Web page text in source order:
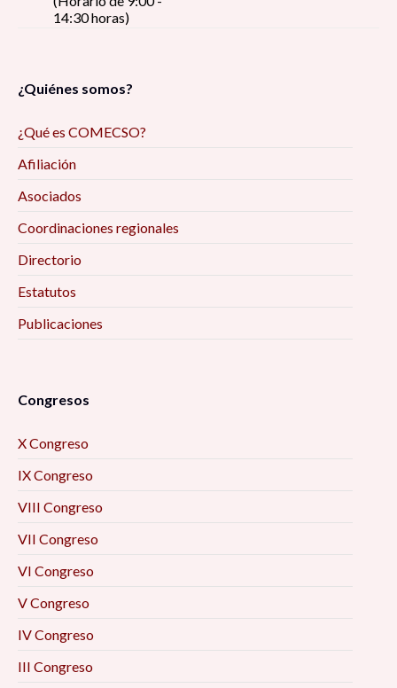
14:30 horas)
¿Quiénes somos?
¿Qué es COMECSO?
Afiliación
Asociados
Coordinaciones regionales
Directorio
Estatutos
Publicaciones
Congresos
X Congreso
IX Congreso
VIII Congreso
VII Congreso
VI Congreso
V Congreso
IV Congreso
III Congreso